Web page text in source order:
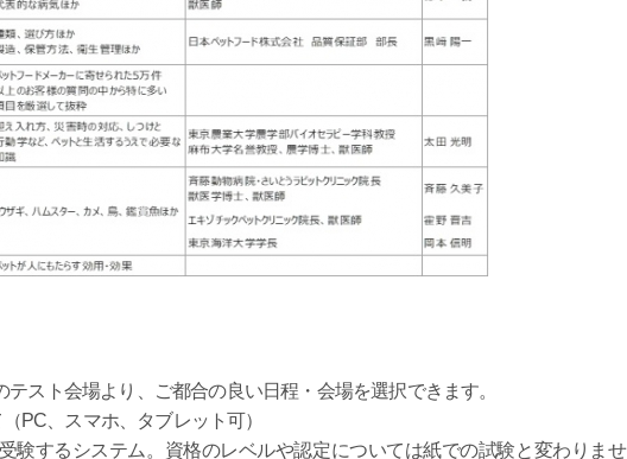
スト会場より、ご都合の良い日程・会場を選択できます。
PC、スマホ、タブレット可）
験するシステム。資格のレベルや認定については紙での試験と変わりませ